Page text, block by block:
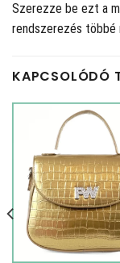
Szerezze be ezt a
rendszerezés többé
KAPCSOLÓDÓ